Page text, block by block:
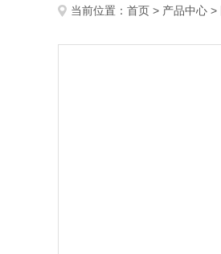
当前位置： 首页 > 产品中心 >